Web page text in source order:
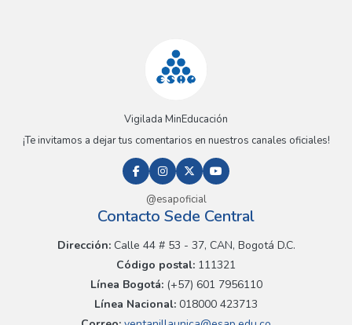
Vigilada MinEducación
¡Te invitamos a dejar tus comentarios en nuestros canales oficiales!
@esapoficial
Contacto Sede Central
Dirección:Calle 44 # 53 - 37, CAN, Bogotá D.C.
Código postal: 111321
Línea Bogotá:(+57) 601 7956110
Línea Nacional: 018000 423713